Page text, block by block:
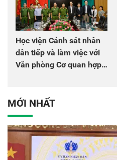
Học viện Cảnh sát nhân
dân tiếp và làm việc với
Văn phòng Cơ quan hợp
MỚI NHẤT